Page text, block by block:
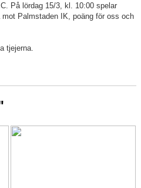
På lördag 15/3, kl. 10:00 spelar
Palmstaden IK, poäng för oss och
tjejerna.